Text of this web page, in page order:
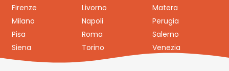
Firenze
Livorno
Matera
Milano
Napoli
Perugia
Pisa
Roma
Salerno
Siena
Torino Venezia